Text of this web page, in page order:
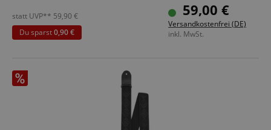
Design: Huracan
59,00 €
Versandkostenfrei (DE)
inkl. MwSt.
statt UVP** 59,90 €
Du sparst0,90 €